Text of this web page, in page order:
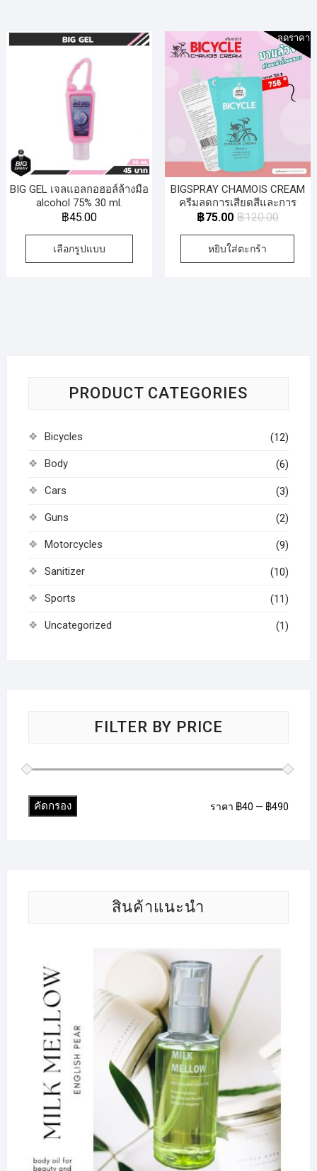
BIG GEL เจลแอลกอฮอล์ล้างมือ
alcohol 75% 30 ml.
฿45.00
เลือกรูปแบบ
ลดราคา!
BIGSPRAY CHAMOIS CREAM
ครีมลดการเสียดสีและการ
ระคายเคือง แรไอเทมสำหรับนัก
฿120.00
฿75.00
หยิบใส่ตะกร้า
PRODUCT CATEGORIES
Bicycles (12)
Body (6)
Cars (3)
Guns (2)
Motorcycles (9)
Sanitizer (10)
Sports (11)
Uncategorized (1)
FILTER BY PRICE
คัดกรอง ราคา ฿40 — ฿490
สินค้าแนะนำ